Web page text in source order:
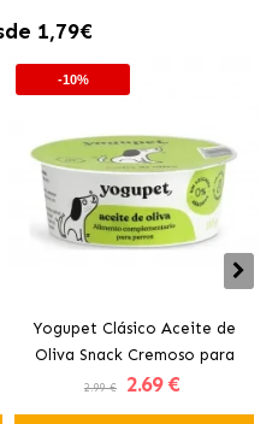
1,79€
-10%
Yogupet Clásico Aceite de
Oliva Snack Cremoso para
Perros
2.99 € 2.69 €